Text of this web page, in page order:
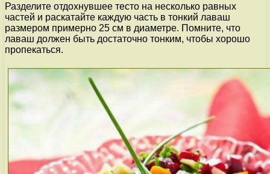
Разделите отдохнувшее тесто на несколько равных
частей и раскатайте каждую часть в тонкий лаваш
размером примерно 25 см в диаметре. Помните, что
лаваш должен быть достаточно тонким, чтобы хорошо
пропекаться.